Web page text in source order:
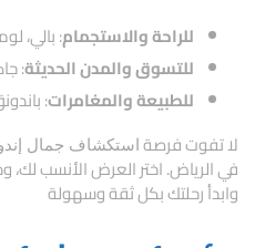
للراحة والاستجمام: بالي،
للتسوق والمدن الحديثة:
للطبيعة والمغامرات:
لا تفوت فرصة استكشاف جمال
في الرياض. اختر العرض الأنسب لك،
وابدأ رحلتك بكل ثقة وسهولة